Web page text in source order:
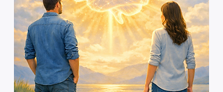
l'article et le prix
je vous envoie le moyen
de paiement: (PayPal ou
Virement)